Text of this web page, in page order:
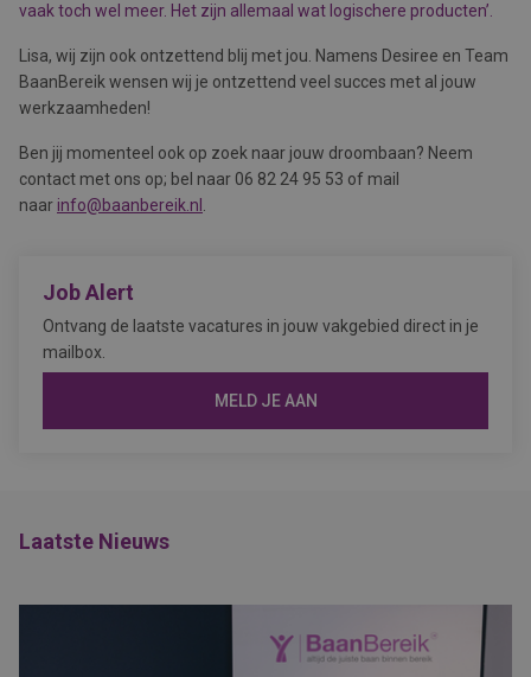
vaak toch wel meer. Het zijn allemaal wat logischere producten’.
Lisa, wij zijn ook ontzettend blij met jou. Namens Desiree en Team
BaanBereik wensen wij je ontzettend veel succes met al jouw
werkzaamheden!
Ben jij momenteel ook op zoek naar jouw droombaan? Neem
contact met ons op; bel naar 06 82 24 95 53 of mail
naarinfo@baanbereik.nl
Job Alert
Ontvang de laatste vacatures in jouw vakgebied direct in je
mailbox.
MELD JE AAN
Laatste Nieuws